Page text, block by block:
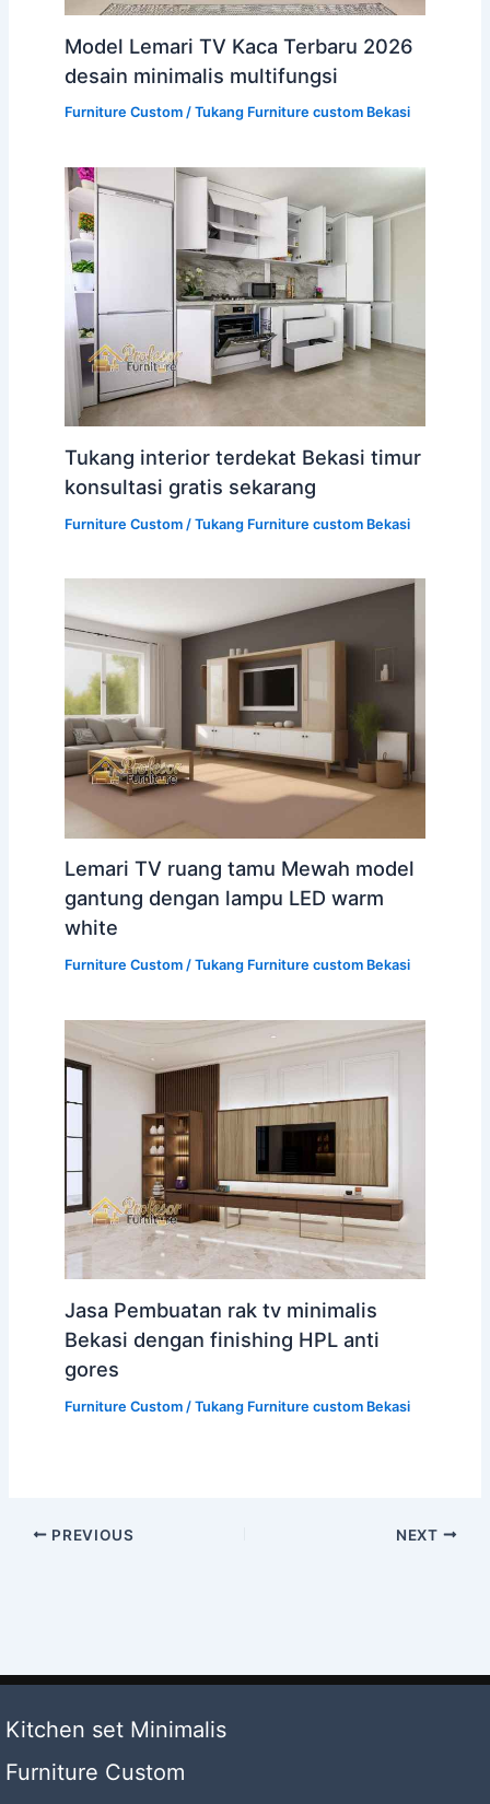
Model Lemari TV Kaca Terbaru 2026
desain minimalis multifungsi
Furniture Custom/ Tukang Furniture custom Bekasi
Tukang interior terdekat Bekasi timur
konsultasi gratis sekarang
Furniture Custom/ Tukang Furniture custom Bekasi
Lemari TV ruang tamu Mewah model
gantung dengan lampu LED warm
white
Furniture Custom/ Tukang Furniture custom Bekasi
Jasa Pembuatan rak tv minimalis
Bekasi dengan finishing HPL anti
gores
Furniture Custom/ Tukang Furniture custom Bekasi
PREVIOUS NEXT
Kitchen set Minimalis
Furniture Custom